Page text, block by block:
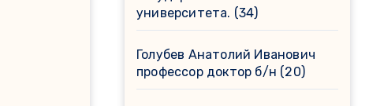
университета. (34)
Голубев Анатолий Иванович
профессор доктор б/н (20)